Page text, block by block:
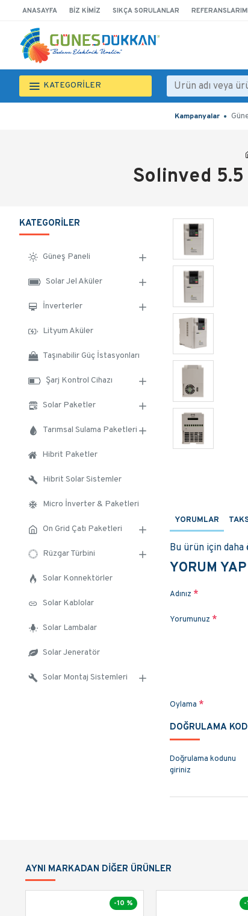
ANASAYFA BIZ KIMIZ SIKÇA SORULANLAR
KATEGORİLER
Kampanyalar
Solinved
KATEGORILER
Güneş Paneli
Solar Jel Aküler
İnverterler
Lityum Aküler
Taşınabilir Güç İstasyonları
Şarj Kontrol Cihazı
Solar Paketler
Tarımsal Sulama Paketleri
Hibrit Paketler
Hibrit Solar Sistemler
Micro İnverter & Paketleri
On Grid Çatı Paketleri
Rüzgar Türbini
Solar Konnektörler
Solar Kablolar
Solar Lambalar
Solar Jeneratör
Solar Montaj Sistemleri
YORUMLAR
Bu ürün için daha
YORUM YAP
Adınız
Yorumunuz
Oylama
DOĞRULAMA
Doğrulama kodunu
giriniz
AYNI MARKADAN DIĞER ÜRÜNLER
-10 %